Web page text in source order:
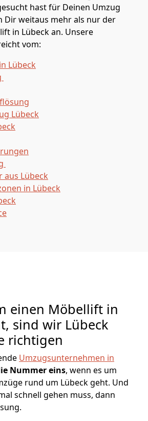
hast für Deinen Umzug
Dir weitaus mehr als nur der
in Lübeck an. Unsere
vom:
Lübeck
Lübeck
aus Lübeck
in Lübeck
einen Möbellift in
sind wir Lübeck
richtigen
Umzugsunternehmen in
Nummer eins, wenn es um
rund um Lübeck geht. Und
schnell gehen muss, dann